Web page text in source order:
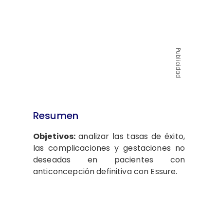
Publicidad
Resumen
Objetivos:analizar las tasas de éxito,
las complicaciones y gestaciones no
deseadas en pacientes con
anticoncepción definitiva con Essure.